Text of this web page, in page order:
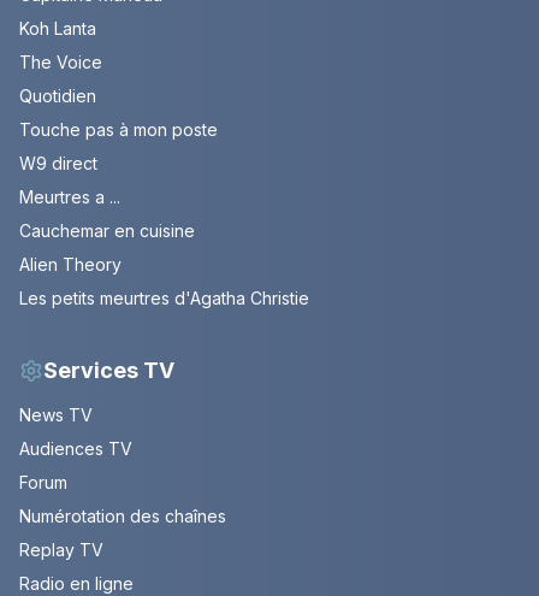
Koh Lanta
The Voice
Quotidien
Touche pas à mon poste
W9 direct
Meurtres a ...
Cauchemar en cuisine
Alien Theory
Les petits meurtres d'Agatha Christie
Services TV
News TV
Audiences TV
Forum
Numérotation des chaînes
Replay TV
Radio en ligne